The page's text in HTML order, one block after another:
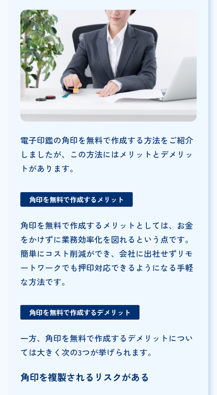
電子印鑑の角印を無料で作成する方法をご紹介
しましたが、この方法にはメリットとデメリッ
トがあります。
角印を無料で作成するメリット
角印を無料で作成するメリットとしては、お金
をかけずに業務効率化を図れるという点です。
簡単にコスト削減ができ、会社に出社せずリモ
ートワークでも押印対応できるようになる手軽
な方法です。
角印を無料で作成するデメリット
一方、角印を無料で作成するデメリットについ
ては大きく次の3つが挙げられます。
角印を複製されるリスクがある